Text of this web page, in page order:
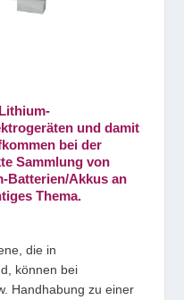
und damit
bei der
Sammlung von
Batterien/Akkus an
Thema.
die in
können bei
Handhabung zu einer